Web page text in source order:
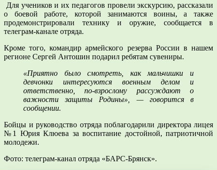
Для учеников и их педагогов провели экскурсию, рассказали
о боевой работе, которой занимаются воины, а также
продемонстрировали технику и оружие, сообщается в
телеграм-канале отряда.
Кроме того, командир армейского резерва России в нашем
регионе Сергей Антошин подарил ребятам сувениры.
«Приятно было смотреть, как мальчишки и
девчонки интересуются военным делом и
ответственно, по-взрослому рассуждают о
важности защиты Родины», — говорится в
сообщении.
Бойцы и руководство отряда поблагодарили директора лицея
№1 Юрия Клюева за воспитание достойной, патриотичной
молодежи.
Фото: телеграм-канал отряда «БАРС-Брянск».